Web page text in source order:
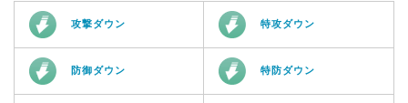
攻撃ダウン 特攻ダウン
防御ダウン 特防ダウン